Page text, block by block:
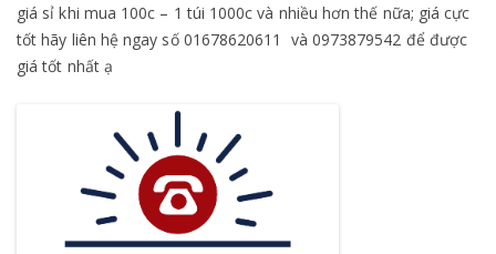
giá sỉ khi mua 100c – 1 túi 1000c và nhiều hơn thế nữa; giá cực
tốt hãy liên hệ ngay số 01678620611 và 0973879542 để được
giá tốt nhất ạ